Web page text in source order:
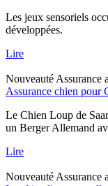
Les jeux sensoriels
développées.
Lire
Nouveauté Assurance
Assurance chien pour
Le Chien Loup de
un Berger Allemand
Lire
Nouveauté Assurance